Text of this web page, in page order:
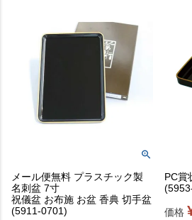
メール便無料 プラスチック製
名刺盆 7寸
祝儀盆 お布施 お盆 香典 切手盆
(5911-0701)
PC
価格